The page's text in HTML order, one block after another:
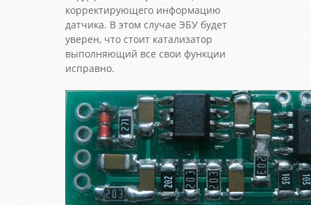
корректирующего информацию
датчика. В этом случае ЭБУ будет
уверен, что стоит катализатор
выполняющий все свои функции
исправно.